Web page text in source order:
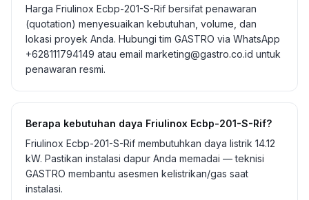
Harga Friulinox Ecbp-201-S-Rif bersifat penawaran
(quotation) menyesuaikan kebutuhan, volume, dan
lokasi proyek Anda. Hubungi tim GASTRO via WhatsApp
+628111794149 atau email marketing@gastro.co.id untuk
penawaran resmi.
Berapa kebutuhan daya Friulinox Ecbp-201-S-Rif?
Friulinox Ecbp-201-S-Rif membutuhkan daya listrik 14.12
kW. Pastikan instalasi dapur Anda memadai — teknisi
GASTRO membantu asesmen kelistrikan/gas saat
instalasi.